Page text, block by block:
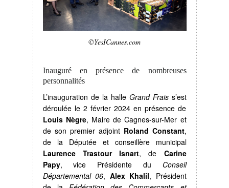
©YesICannes.com
Inauguré en présence de nombreuses
personnalités
L’inauguration de la halle Grand Fraiss’est
déroulée le 2 février 2024 en présence de
Louis Nègre, Maire de Cagnes-sur-Mer et
de son premier adjointRoland Constant,
de la Députée et conseillère municipal
Laurence Trastour Isnart, de Carine
Papy, vice Présidente du Conseil
Départemental 06, Alex Khalil, Président